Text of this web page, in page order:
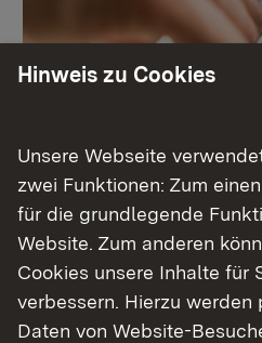
Kontakt zur
Die
Regierungspräsidiums in
Zum Team der
Hinweis zu Cookies
Unsere Webseite
zwei Funktionen: Zum
für die grundlegende
Website. Zum anderen
Cookies unsere Inhalte für
verbessern. Hierzu werden
Daten von Website-